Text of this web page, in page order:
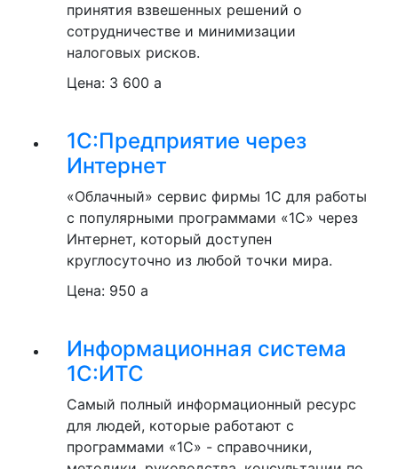
принятия взвешенных решений о
сотрудничестве и минимизации
налоговых рисков.
Цена: 3 600 a
1С:Предприятие через
Интернет
«Облачный» сервис фирмы 1С для работы
с популярными программами «1С» через
Интернет, который доступен
круглосуточно из любой точки мира.
Цена: 950 a
Информационная система
1С:ИТС
Самый полный информационный ресурс
для людей, которые работают с
программами «1С» - справочники,